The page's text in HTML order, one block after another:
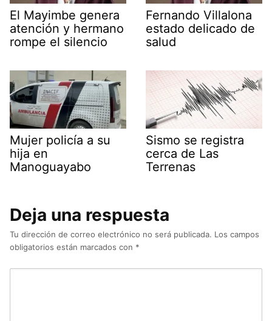
El Mayimbe genera
atención y hermano
rompe el silencio
Fernando Villalona
estado delicado de
salud
Mujer policía a su
hija en
Manoguayabo
Sismo se registra
cerca de Las
Terrenas
Deja una respuesta
Tu dirección de correo electrónico no será publicada. Los campos
obligatorios están marcados con *